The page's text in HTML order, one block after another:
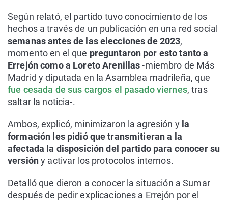
Según relató, el partido tuvo conocimiento de los
hechos a través de un publicación en una red social
semanas antes de las elecciones de 2023,
momento en el que preguntaron por esto tanto a
Errejón como a Loreto Arenillas-miembro de Más
Madrid y diputada en la Asamblea madrileña, que
fue cesada de sus cargos el pasado viernes, tras
saltar la noticia-.
Ambos, explicó, minimizaron la agresión yla
formación les pidió que transmitieran a la
afectada la disposición del partido para conocer su
versióny activar los protocolos internos.
Detalló que dieron a conocer la situación a Sumar
después de pedir explicaciones a Errejón por el